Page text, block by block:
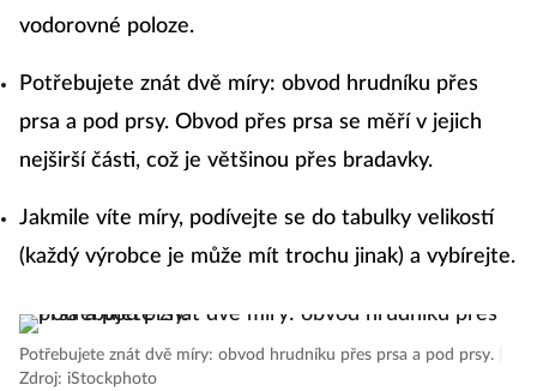
vodorovné poloze.
Potřebujete znát dvě míry: obvod hrudníku přes
prsa a pod prsy. Obvod přes prsa se měří v jejich
nejširší části, což je většinou přes bradavky.
Jakmile víte míry, podívejte se do tabulky velikostí
(každý výrobce je může mít trochu jinak) a vybírejte.
Potřebujete znát dvě míry: obvod hrudníku přes prsa a pod prsy.
Zdroj: iStockphoto